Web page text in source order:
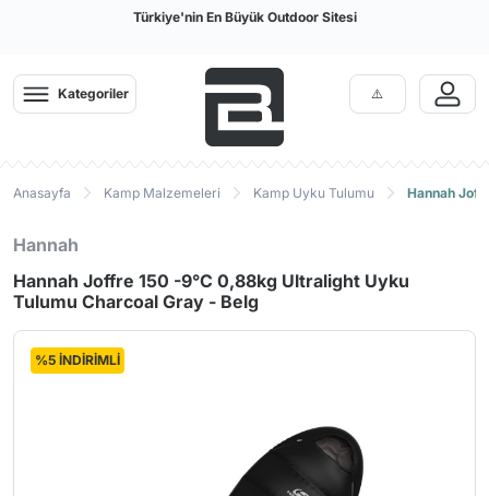
Türkiye'nin En Büyük Outdoor Sitesi
Kategoriler
Anasayfa Kamp Malzemeleri Kamp Uyku Tulumu Hannah
Hannah
Hannah Joffre 150 -9°C 0,88kg Ultralight Uyku
Tulumu Charcoal Gray - Belg
%5 İNDİRİMLİ